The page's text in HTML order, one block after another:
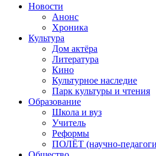
Новости
Анонс
Хроника
Культура
Дом актёра
Литература
Кино
Культурное наследие
Парк культуры и чтения
Образование
Школа и вуз
Учитель
Реформы
ПОЛЁТ (научно-